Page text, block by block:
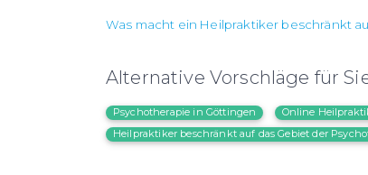
Was macht ein Heilpraktiker beschränkt
Alternative Vorschläge für
Psychotherapie in Göttingen Online
Heilpraktiker beschränkt auf das Gebiet der